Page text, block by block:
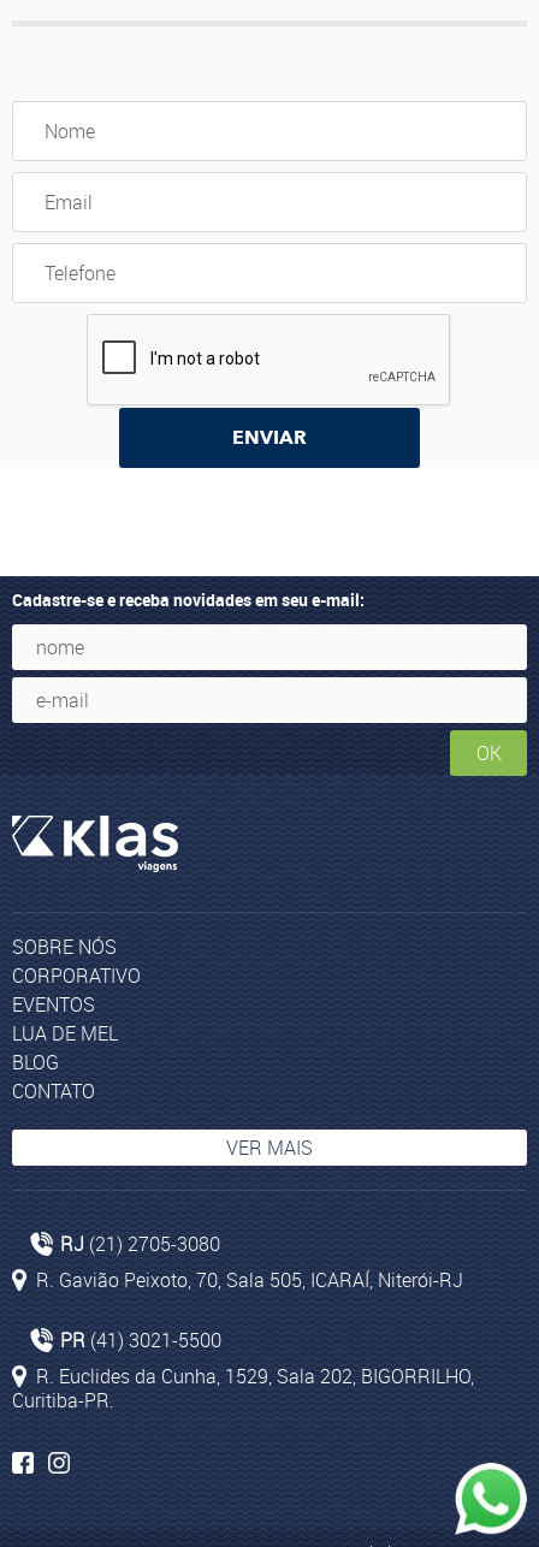
ENVIAR
Cadastre-se e receba novidades em seu e-mail:
OK
SOBRE NÓS
CORPORATIVO
EVENTOS
LUA DE MEL
BLOG
CONTATO
VER MAIS
Temporada para visitar os Emirados Árabes
Agência de Viagens em Curitiba
RJ (21) 2705-3080
R. Gavião Peixoto, 70, Sala 505, ICARAÍ, Niterói-RJ
PR (41) 3021-5500
R. Euclides da Cunha, 1529, Sala 202, BIGORRILHO,
Curitiba-PR.